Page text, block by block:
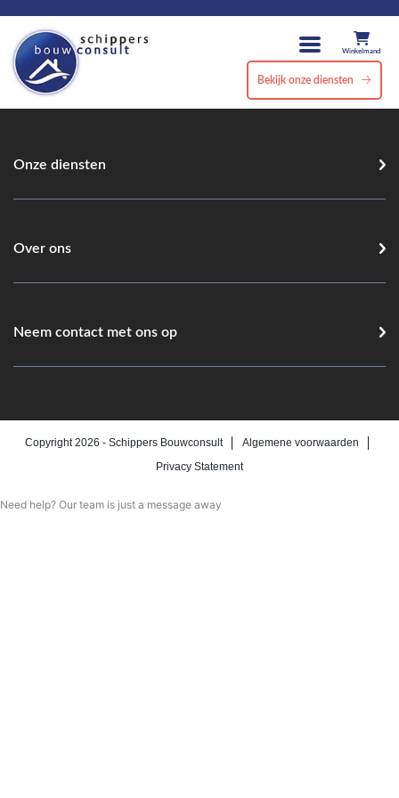
Winkelmand
Bekijk onze diensten
Onze diensten
Over ons
Neem contact met ons op
Copyright 2026 - Schippers Bouwconsult
Algemene voorwaarden
Privacy Statement
Need help? Our team is just a message away